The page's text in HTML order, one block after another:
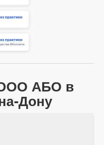
АБО в
Дону